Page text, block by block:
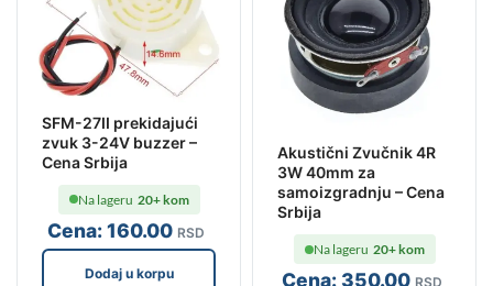
SFM-27II prekidajući
zvuk 3-24V buzzer –
Cena Srbija
Cena:160.00 RSD
Na lageru 20+ kom
Dodaj u korpu
Akustični Zvučnik 4R
3W 40mm za
samoizgradnju – Cena
Srbija
Cena:350.00 RSD
Na lageru 20+ kom